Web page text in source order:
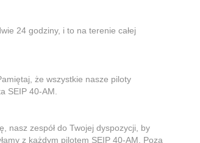
24 godziny, i to na terenie całej
że wszystkie nasze piloty
SEIP 40-AM.
nasz zespół do Twojej dyspozycji, by
z każdym pilotem SEIP 40-AM. Poza